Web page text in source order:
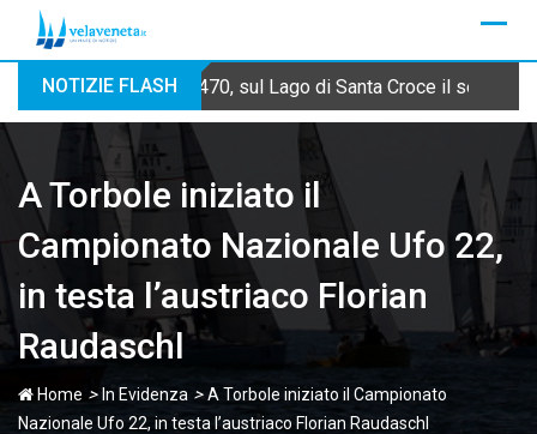
NOTIZIE FLASH 470, sul Lago di Santa Croce il
A Torbole iniziato il
Campionato Nazionale Ufo 22,
in testa l’austriaco Florian
Raudaschl
Home > In Evidenza >A Torbole iniziato il Campionato
Nazionale Ufo 22, in testa l’austriaco Florian Raudaschl